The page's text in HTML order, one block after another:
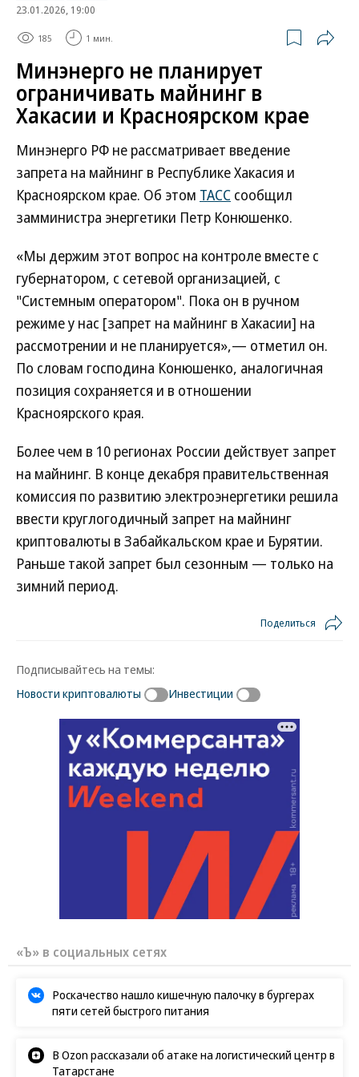
23.01.2026, 19:00
185 1 мин.
Минэнерго не планирует
ограничивать майнинг в
Хакасии и Красноярском крае
Минэнерго РФ не рассматривает введение
запрета на майнинг в Республике Хакасия и
Красноярском крае. Об этом ТАСС сообщил
замминистра энергетики Петр Конюшенко.
«Мы держим этот вопрос на контроле вместе с
губернатором, с сетевой организацией, с
"Системным оператором". Пока он в ручном
режиме у нас [запрет на майнинг в Хакасии] на
рассмотрении и не планируется»,— отметил он.
По словам господина Конюшенко, аналогичная
позиция сохраняется и в отношении
Красноярского края.
Более чем в 10 регионах России действует запрет
на майнинг. В конце декабря правительственная
комиссия по развитию электроэнергетики решила
ввести круглогодичный запрет на майнинг
криптовалюты в Забайкальском крае и Бурятии.
Раньше такой запрет был сезонным — только на
зимний период.
Поделиться
Подписывайтесь на темы:
Новости криптовалюты
Инвестиции
«Ъ» в социальных сетях
Роскачество нашло кишечную палочку в бургерах
пяти сетей быстрого питания
В Ozon рассказали об атаке на логистический центр в
Татарстане